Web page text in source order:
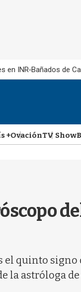
en INR Bañados de
+OvaciónTV Show
el quinto signo
la astróloga de